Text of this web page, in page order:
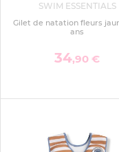
SWIM ESSENTIALS
Gilet de natation fleurs
ans
34,90 €